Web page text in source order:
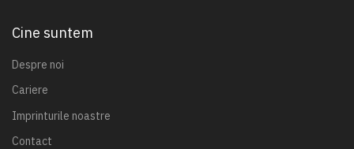
Cine suntem
Despre noi
Cariere
Imprinturile noastre
Contact